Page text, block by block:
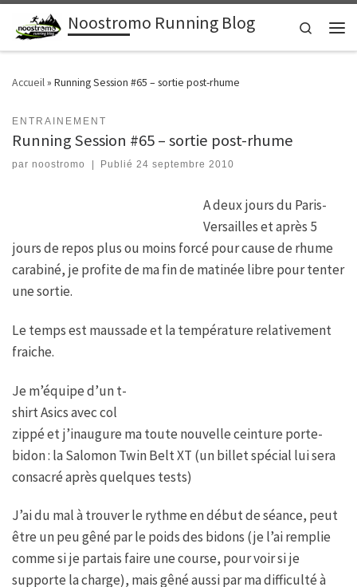
Passer au contenuNoostromo Running Blog
Search
Accueil» Running Session #65 – sortie post-rhume
ENTRAINEMENT
Running Session #65 – sortie post-rhume
par noostromo Publié24 septembre 2010
A deux jours du Paris-
Versailles et après 5
jours de repos plus ou moins forcé pour cause de rhume
carabiné, je profite de ma fin de matinée libre pour tenter
une sortie.
Le temps est maussade et la température relativement
fraiche.
Je m’équipe d’un t-
shirt Asics avec col
zippé et j’inaugure ma toute nouvelle ceinture porte-
bidon : la Salomon Twin Belt XT (un billet spécial lui sera
consacré après quelques tests)
J’ai du mal à trouver le rythme en début de séance, peut
être un peu gêné par le poids des bidons (je l’ai remplie
comme si je partais faire une course, pour voir si je
supporte la charge), mais gêné aussi par ma difficulté à